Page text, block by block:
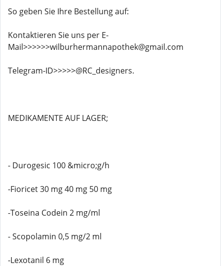
So geben Sie Ihre Bestellung auf:
Kontaktieren Sie uns per E-
Mail>>>>>>wilburhermannapothek@gmail.com
Telegram-ID>>>>>@RC_designers.
MEDIKAMENTE AUF LAGER;
- Durogesic 100 &micro;g/h
-Fioricet 30 mg 40 mg 50 mg
-Toseina Codein 2 mg/ml
- Scopolamin 0,5 mg/2 ml
-Lexotanil 6 mg